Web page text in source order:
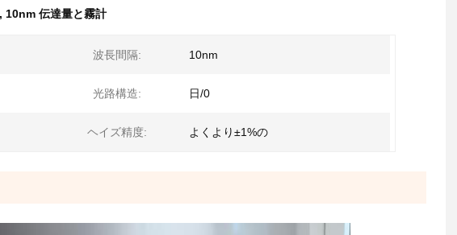
, 10nm 伝達量と霧計
波長間隔: 10nm
光路構造: 日/0
ヘイズ精度: よくより±1%の